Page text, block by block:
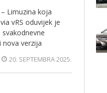
Limuzina koja
vRS oduvijek je
nova verzija
20. SEPTEMBRA 2025.